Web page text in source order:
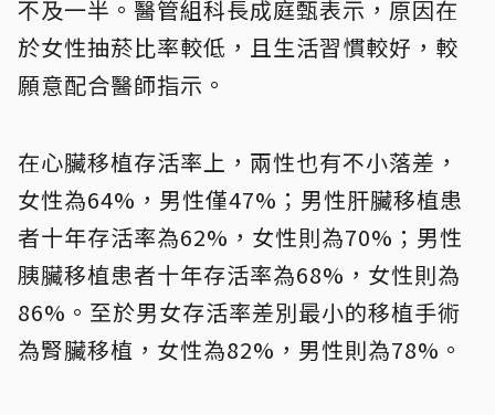
不及一半。醫管組科長成庭甄表示，原因在
於女性抽菸比率較低，且生活習慣較好，較
願意配合醫師指示。
在心臟移植存活率上，兩性也有不小落差，
女性為64%，男性僅47%；男性肝臟移植患
者十年存活率為62%，女性則為70%；男性
胰臟移植患者十年存活率為68%，女性則為
86%。至於男女存活率差別最小的移植手術
為腎臟移植，女性為82%，男性則為78%。